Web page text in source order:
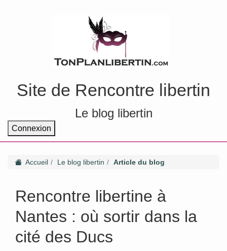
Site de Rencontre libertin
Le blog libertin
Connexion
Accueil Le blog libertin Article du blog
Rencontre libertine à
Nantes : où sortir dans la
cité des Ducs